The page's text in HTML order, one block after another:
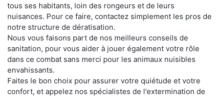
tous ses habitants, loin des rongeurs et de leurs
nuisances. Pour ce faire, contactez simplement les pros de
notre structure de dératisation.
Nous vous faisons part de nos meilleurs conseils de
sanitation, pour vous aider à jouer également votre rôle
dans ce combat sans merci pour les animaux nuisibles
envahissants.
Faites le bon choix pour assurer votre quiétude et votre
confort, et appelez nos spécialistes de l'extermination de